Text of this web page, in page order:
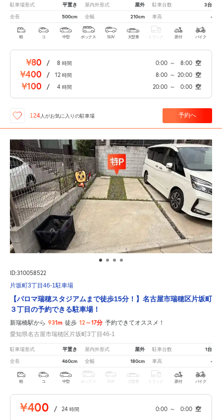
駐車場形式 平置き 屋内外形式 屋外 駐車台数 3台
全長 500cm 全幅 210cm 車高 -
軽 コ 中型 ボックス SUV 大型車 トラック 原付 バイク
¥80 / 8 時間 0:00 ～ 8:00 空
¥400 / 12 時間 8:00 ～ 20:00 空
¥100 / 4 時間 20:00 ～ 0:00 空
124 人がお気に入りの駐車場 予約へ
ID:310058522
片坂町3丁目46-1駐車場
【パロマ瑞穂スタジアムまで徒歩15分！】名古屋市瑞穂区片坂町
３丁目の予約できる駐車場！
新瑞橋駅から 931m 徒歩 12～17分 予約できてオススメ！
愛知県名古屋市瑞穂区片坂町3丁目46-1
駐車場形式 平置き 屋内外形式 屋外 駐車台数 1台
全長 460cm 全幅 180cm 車高 -
軽 コ 中型 ボックス SUV 大型車 トラック 原付 バイク
¥400 / 24 時間 0:00 ～ 0:00 空